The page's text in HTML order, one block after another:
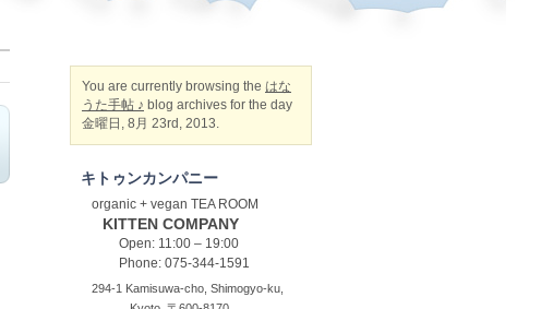
You are currently browsing the はな
うた手帖 ♪ blog archives for the day
金曜日, 8月 23rd, 2013.
キトゥンカンパニー
organic + vegan TEA ROOM
KITTEN COMPANY
Open: 11:00 – 19:00
Phone: 075-344-1591
294-1 Kamisuwa-cho, Shimogyo-ku,